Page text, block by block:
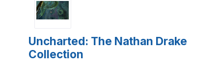
Uncharted: The Nathan Drake
Collection